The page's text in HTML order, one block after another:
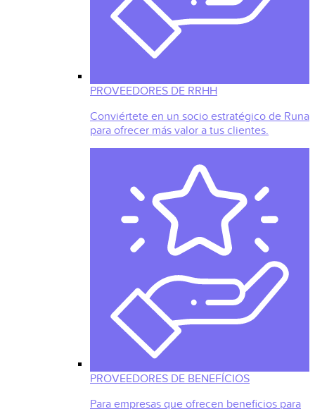
PROVEEDORES DE RRHH
Conviértete en un socio estratégico de Runa
para ofrecer más valor a tus clientes.
PROVEEDORES DE BENEFÍCIOS
Para empresas que ofrecen beneficios para